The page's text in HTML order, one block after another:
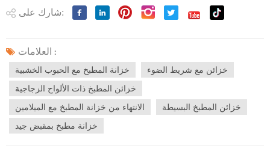
شارك على:
العلامات :
خزانة المطبخ مع الحبوب الخشبية
خزائن مع شريط الضوء
خزائن المطبخ ذات الألواح الزجاجية
الانتهاء من خزانة المطبخ مع الميلامين
خزائن المطبخ البسيطة
خزانة مطبخ بمقبض جيد